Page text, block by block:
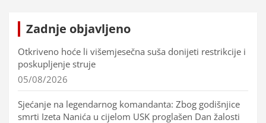
Zadnje objavljeno
Otkriveno hoće li višemjesečna suša donijeti restrikcije i
poskupljenje struje
05/08/2026
Sjećanje na legendarnog komandanta: Zbog godišnjice
smrti Izeta Nanića u cijelom USK proglašen Dan žalosti